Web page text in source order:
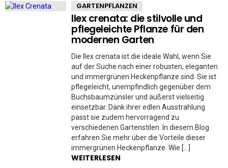
GARTENPFLANZEN
Ilex crenata: die stilvolle und
pflegeleichte Pflanze für den
modernen Garten
Die Ilex crenata ist die ideale Wahl, wenn Sie
auf der Suche nach einer robusten, eleganten
und immergrünen Heckenpflanze sind. Sie ist
pflegeleicht, unempfindlich gegenüber dem
Buchsbaumzünsler und äußerst vielseitig
einsetzbar. Dank ihrer edlen Ausstrahlung
passt sie zudem hervorragend zu
verschiedenen Gartenstilen. In diesem Blog
erfahren Sie mehr über die Vorteile dieser
immergrünen Heckenpflanze. Wie […]
WEITERLESEN